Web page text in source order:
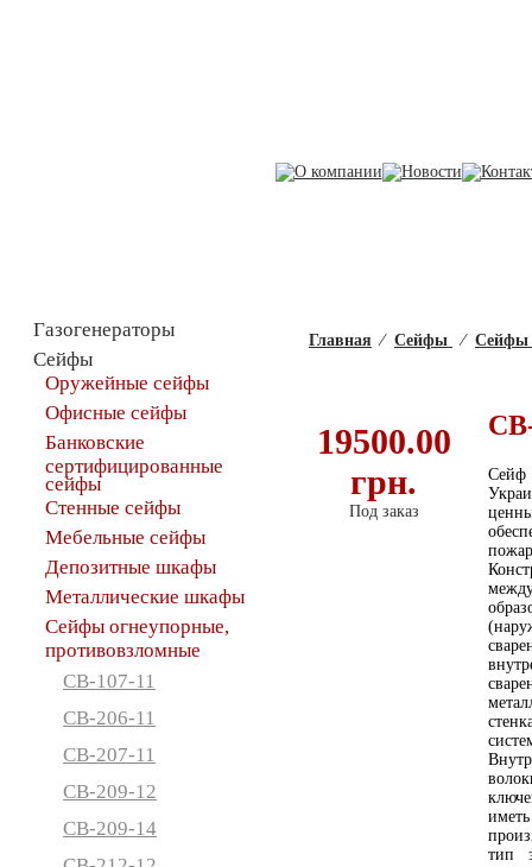
Главная ⁄ Сейфы ⁄ Сейфы
19500.00
грн.
Под заказ
Сейф
тип
Газогенераторы
Сейфы
Оружейные сейфы
Офисные сейфы
Банковские
сертифицированные
сейфы
Стенные сейфы
Мебельные сейфы
Депозитные шкафы
Металлические шкафы
Сейфы огнеупорные,
противовзломные
СВ-107-11
СВ-206-11
СВ-207-11
СВ-209-12
СВ-209-14